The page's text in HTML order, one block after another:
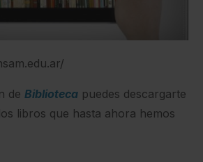
de Bibliotecapuedes descargarte
libros que hasta ahora hemos